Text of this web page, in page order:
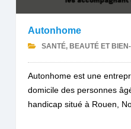
Autonhome
SANTÉ, BEAUTÉ ET
Autonhome est une
domicile des personnes
handicap situé à Rouen,